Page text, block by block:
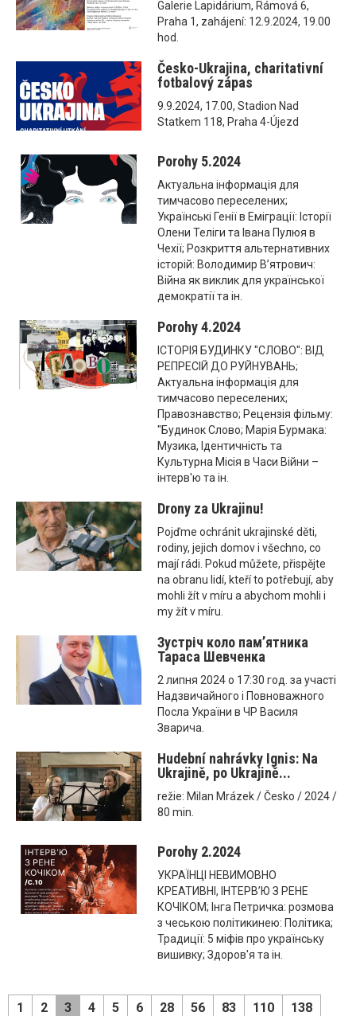
Galerie Lapidárium, Rámová 6,
Praha 1, zahájení: 12.9.2024, 19.00
hod.
Česko-Ukrajina, charitativní
fotbalový zápas
9.9.2024, 17.00, Stadion Nad
Statkem 118, Praha 4-Újezd
Porohy 5.2024
Актуальна інформація для
тимчасово переселених;
Українські Генії в Еміграції: Історії
Олени Теліги та Івана Пулюя в
Чехії; Розкриття альтернативних
історій: Володимир В’ятрович:
Війна як виклик для української
демократії та ін.
Porohy 4.2024
ІСТОРІЯ БУДИНКУ "СЛОВО": ВІД
РЕПРЕСІЙ ДО РУЙНУВАНЬ;
Актуальна інформація для
тимчасово переселених;
Правознавство; Рецензія фільму:
"Будинок Слово; Марія Бурмака:
Музика, Ідентичність та
Культурна Місія в Часи Війни –
інтерв'ю та ін.
Drony za Ukrajinu!
Pojďme ochránit ukrajinské děti,
rodiny, jejich domov i všechno, co
mají rádi. Pokud můžete, přispějte
na obranu lidí, kteří to potřebují, aby
mohli žít v míru a abychom mohli i
my žít v míru.
Зустріч коло пам’ятника
Тараса Шевченка
2 липня 2024 о 17:30 год. за участі
Надзвичайного і Повноважного
Посла України в ЧР Василя
Зварича.
Hudební nahrávky Ignis: Na
Ukrajině, po Ukrajině...
režie: Milan Mrázek / Česko / 2024 /
80 min.
Porohy 2.2024
УКРАЇНЦІ НЕВИМОВНО
КРЕАТИВНІ, ІНТЕРВ’Ю З РЕНЕ
КОЧІКОМ; Інга Петричка: розмова
з чеською політикинею: Політика;
Традиції: 5 міфів про українську
вишивку; Здоров'я та ін.
1 2 3 4 5 6 28 56 83 110
138